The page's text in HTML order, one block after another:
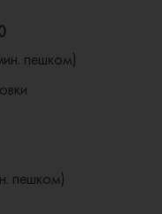
пешком)
пешком)